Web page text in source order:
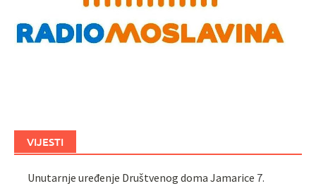
VIJESTI
Unutarnje uređenje Društvenog doma Jamarice 7.